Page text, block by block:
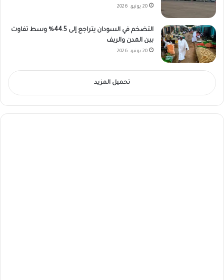
20 يونيو، 2026
التضخم في السودان يتراجع إلى 44.5% وسط تفاوت
بين المدن والريف
20 يونيو، 2026
تحميل المزيد